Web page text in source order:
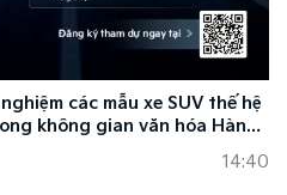
các mẫu xe SUV thế hệ
không gian văn hóa Hàn
14:40